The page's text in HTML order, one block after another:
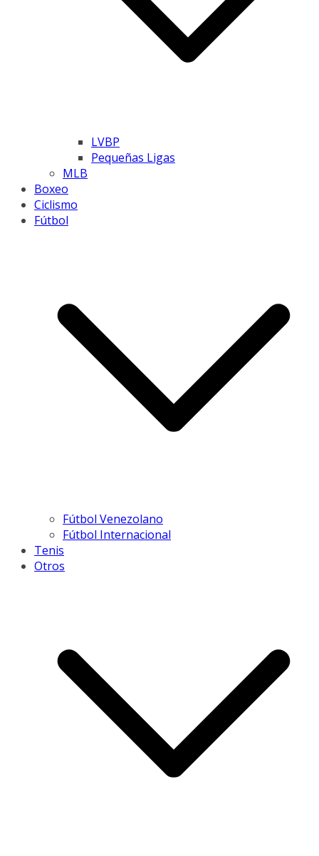
LVBP
Pequeñas Ligas
MLB
Boxeo
Ciclismo
Fútbol
Fútbol Venezolano
Fútbol Internacional
Tenis
Otros